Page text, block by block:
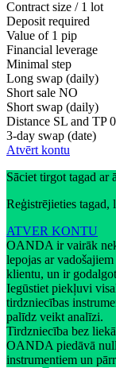
Contract size / 1 lot
Deposit required
Value of 1 pip
Financial leverage
Minimal step
Long swap (daily)
Short sale NO
Short swap (daily)
Distance SL and TP 0
3-day swap (date)
Atvērt kontu
Sāciet tirgot tagad ar
Reģistrējieties
ATVER KONTU
OANDA ir vairāk
lepojas ar
klientu, un ir
Iegūstiet piekļuvi
tirdzniecības
palīdz veikt analīzi.
Tirdzniecība bez
OANDA piedāvā
instrumentiem un